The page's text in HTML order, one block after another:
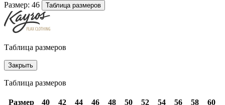
Размер: 46 Таблица размеров
Таблица размеров
Закрыть
Таблица размеров
Размер 40 42 44 46 48 50 52 54 56 58
60